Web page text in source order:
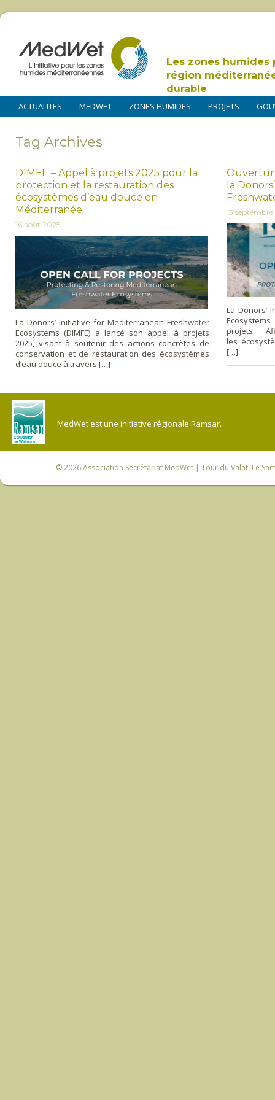
Les zones humides
région
durable
ACTUALITES MEDWET ZONES HUMIDES PROJETS
Tag Archives
DIMFE – Appel à projets 2025 pour la
protection et la restauration des
écosystèmes d’eau douce en
Méditerranée
16 août 2025
La Donors’ Initiative for Mediterranean Freshwater
Ecosystems (DIMFE) a lancé son appel à projets
2025, visant à soutenir des actions concrètes de
conservation et de restauration des écosystèmes
d’eau douce à travers […]
la
13
La Donors’
projets.
les
[…]
MedWet est une initiative régionale Ramsar.
© 2026Association Secrétariat MedWet | Tour du Valat, Le